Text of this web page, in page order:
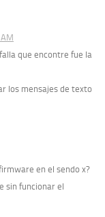
que encontre fue la
los mensajes de texto
en el sendo x?
sin funcionar el